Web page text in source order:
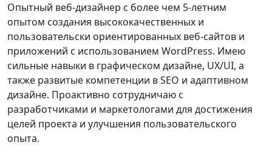
Опытный веб-дизайнер с более чем 5-летним
опытом создания высококачественных и
пользовательски ориентированных веб-сайтов и
приложений с использованием WordPress. Имею
сильные навыки в графическом дизайне, UX/UI, а
также развитые компетенции в SEO и адаптивном
дизайне. Проактивно сотрудничаю с
разработчиками и маркетологами для достижения
целей проекта и улучшения пользовательского
опыта.